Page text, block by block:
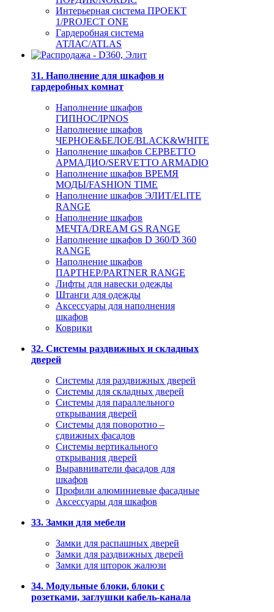
Интерьерная система ПРОЕКТ
1/PROJECT ONE
Гардеробная система
АТЛАС/ATLAS
31. Наполнение для шкафов и
гардеробных комнат
Наполнение шкафов
ГИПНОС/IPNOS
Наполнение шкафов
ЧЕРНОЕ&БЕЛОЕ/BLACK&WHITE
Наполнение шкафов СЕРВЕТТО
АРМАДИО/SERVETTO ARMADIO
Наполнение шкафов ВРЕМЯ
МОДЫ/FASHION TIME
Наполнение шкафов ЭЛИТ/ELITE
RANGE
Наполнение шкафов
МЕЧТА/DREAM GS RANGE
Наполнение шкафов D 360/D 360
RANGE
Наполнение шкафов
ПАРТНЕР/PARTNER RANGE
Лифты для навески одежды
Штанги для одежды
Аксессуары для наполнения
шкафов
Коврики
32. Системы раздвижных и складных
дверей
Системы для раздвижных дверей
Системы для складных дверей
Системы для параллельного
открывания дверей
Системы для поворотно –
сдвижных фасадов
Системы вертикального
открывания дверей
Выравниватели фасадов для
шкафов
Профили алюминиевые фасадные
Аксессуары для шкафов
33. Замки для мебели
Замки для распашных дверей
Замки для раздвижных дверей
Замки для шторок жалюзи
34. Модульные блоки, блоки с
розетками, заглушки кабель-канала